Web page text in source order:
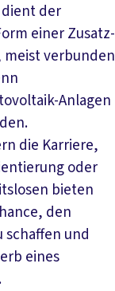
dient der
einer Zusatz-
verbunden
Anlagen
die Karriere,
oder
bieten
den
schaffen und
eines